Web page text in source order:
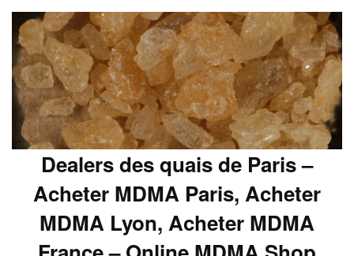
Dealers des quais de Paris –
Acheter MDMA Paris, Acheter
MDMA Lyon, Acheter MDMA